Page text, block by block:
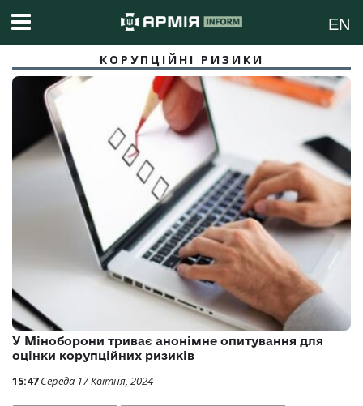
EN
КОРУПЦІЙНІ РИЗИКИ
У Міноборони триває анонімне опитування для
оцінки корупційних ризиків
15:47 Середа 17 Квітня, 2024